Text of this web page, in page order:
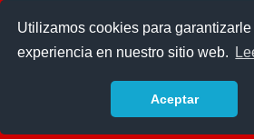
Utilizamos cookies para
experiencia en nuestro sitio web.
Aceptar